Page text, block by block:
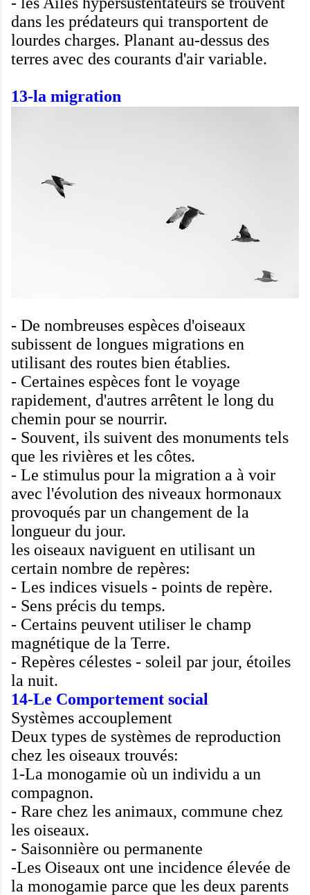
dans les prédateurs qui transportent de
lourdes charges. Planant au-dessus des
terres avec des courants d'air variable.
13-la migration
- De nombreuses espèces d'oiseaux
subissent de longues migrations en
utilisant des routes bien établies.
- Certaines espèces font le voyage
rapidement, d'autres arrêtent le long du
chemin pour se nourrir.
- Souvent, ils suivent des monuments tels
que les rivières et les côtes.
- Le stimulus pour la migration a à voir
avec l'évolution des niveaux hormonaux
provoqués par un changement de la
longueur du jour.
les oiseaux naviguent en utilisant un
certain nombre de repères:
- Les indices visuels - points de repère.
- Sens précis du temps.
- Certains peuvent utiliser le champ
magnétique de la Terre.
- Repères célestes - soleil par jour, étoiles
la nuit.
14-Le Comportement social
Systèmes accouplement
Deux types de systèmes de reproduction
chez les oiseaux trouvés:
1-La monogamie où un individu a un
compagnon.
- Rare chez les animaux, commune chez
les oiseaux.
- Saisonnière ou permanente
-Les Oiseaux ont une incidence élevée de
la monogamie parce que les deux parents